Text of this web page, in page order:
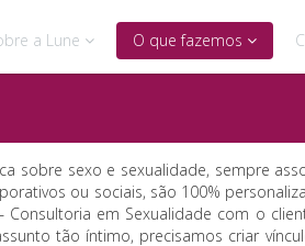
a Lune O que fazemos
sobre sexo e sexualidade, sempre
ou sociais, são 100%
em Sexualidade com o
tão íntimo, precisamos criar